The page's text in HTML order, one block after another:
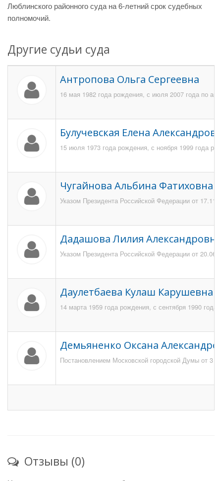
Люблинского районного суда на 6-летний срок судебных
полномочий.
Другие судьи суда
Антропова Ольга Сергеевна
16 мая 1982 года рождения, с июля 2007 года по
Булучевская Елена
15 июля 1973 года рождения, с ноября 1999 года
Чугайнова Альбина Фатиховна
Указом Президента Российской Федерации от
Дадашова Лилия Александровна
Указом Президента Российской Федерации от
Даулетбаева Кулаш Карушевна
14 марта 1959 года рождения, с сентября 1990
Демьяненко Оксана
Постановлением Московской городской Думы от 3
Отзывы (0)